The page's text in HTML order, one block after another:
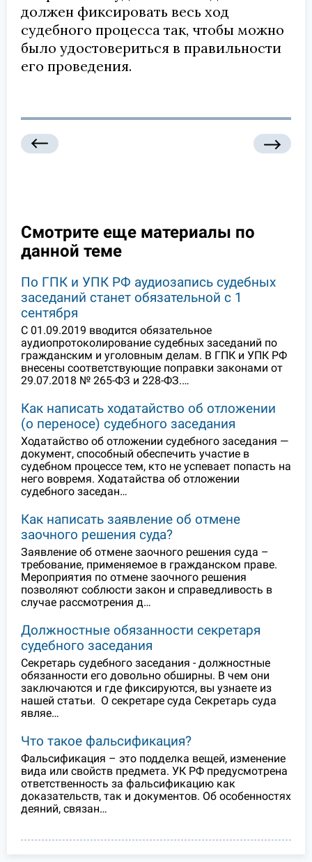
должен фиксировать весь ход
судебного процесса так, чтобы можно
было удостовериться в правильности
его проведения.
Смотрите еще материалы по
данной теме
По ГПК и УПК РФ аудиозапись судебных
заседаний станет обязательной с 1
сентября
С 01.09.2019 вводится обязательное
аудиопротоколирование судебных заседаний по
гражданским и уголовным делам. В ГПК и УПК РФ
внесены соответствующие поправки законами от
29.07.2018 № 265-ФЗ и 228-ФЗ.…
Как написать ходатайство об отложении
(о переносе) судебного заседания
Ходатайство об отложении судебного заседания —
документ, способный обеспечить участие в
судебном процессе тем, кто не успевает попасть на
него вовремя. Ходатайства об отложении
судебного заседан…
Как написать заявление об отмене
заочного решения суда?
Заявление об отмене заочного решения суда –
требование, применяемое в гражданском праве.
Мероприятия по отмене заочного решения
позволяют соблюсти закон и справедливость в
случае рассмотрения д…
Должностные обязанности секретаря
судебного заседания
Секретарь судебного заседания - должностные
обязанности его довольно обширны. В чем они
заключаются и где фиксируются, вы узнаете из
нашей статьи. О секретаре суда Секретарь суда
являе…
Что такое фальсификация?
Фальсификация – это подделка вещей, изменение
вида или свойств предмета. УК РФ предусмотрена
ответственность за фальсификацию как
доказательств, так и документов. Об особенностях
деяний, связан…